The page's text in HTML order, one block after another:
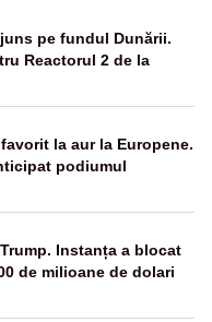
pe fundul Dunării.
Reactorul 2 de la
la aur la Europene.
podiumul
Instanța a blocat
de milioane de dolari